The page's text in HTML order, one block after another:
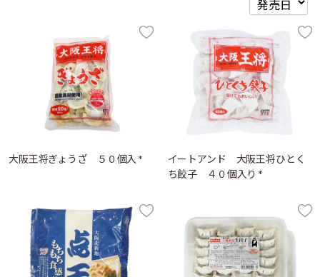
大阪王将ぎょうざ ５０個入 *
イートアンド 大阪王将ひとく
ち餃子 ４０個入り *